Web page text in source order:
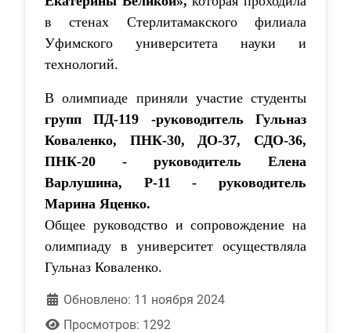
в стенах Стерлитамакского филиала
Уфимского университета науки и
технологий.
В олимпиаде приняли участие студенты
групп ПД-119 -руководитель Гульназ
Коваленко, ПНК-30, ДО-37, СДО-36,
ПНК-20 - руководитель Елена
Варлушина, Р-11 - руководитель
Марина Яценко.
Общее руководство и сопровождение на
олимпиаду в университет осуществляла
Гульназ Коваленко.
Обновлено: 11 ноября 2024
Просмотров: 1292